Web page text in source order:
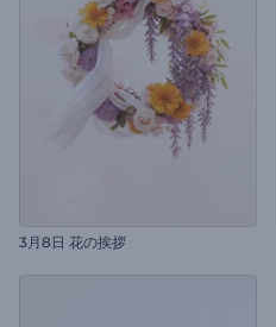
3月8日 花の挨拶